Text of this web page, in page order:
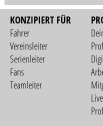
KONZIPIERT FÜR
Fahrer
Vereinsleiter
Serienleiter
Fans
Teamleiter